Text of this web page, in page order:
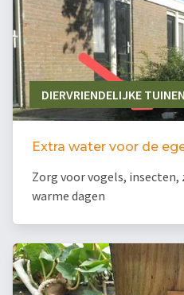
DIERVRIENDELIJKE TUINEN
Extra water voor de
Zorg voor vogels,
warme dagen